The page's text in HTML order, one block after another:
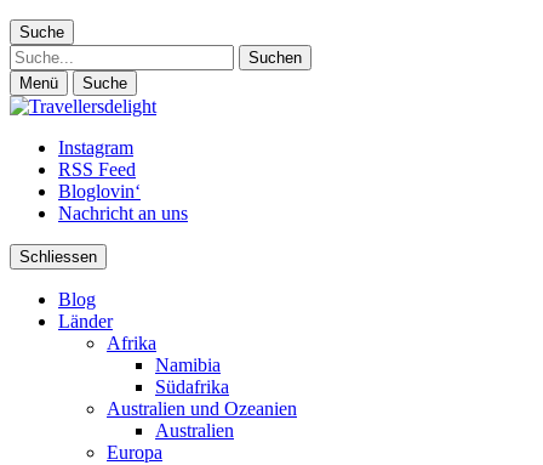
Suche
Suche
Menü Suche
Instagram
RSS Feed
Bloglovin‘
Nachricht an uns
Schliessen
Blog
Länder
Afrika
Namibia
Südafrika
Australien und Ozeanien
Australien
Europa